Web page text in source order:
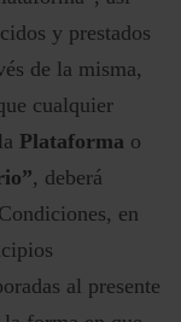
y prestados
de la misma,
cualquier
Plataforma o
, deberá
en
al presente